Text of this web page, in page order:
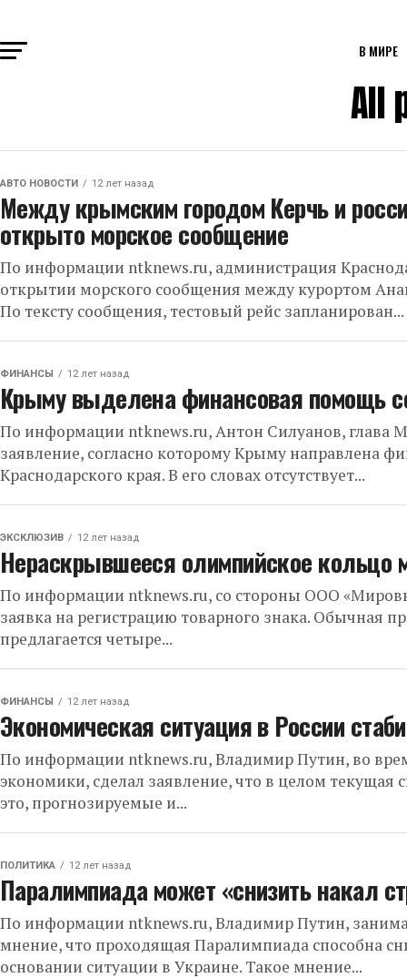
В МИРЕ
All
АВТО НОВОСТИ 12 лет назад
Между крымским городом Керчь и
открыто морское сообщение
По информации ntknews.ru, администрация
открытии морского сообщения между курортом
По тексту сообщения, тестовый рейс запланирован...
ФИНАНСЫ 12 лет назад
Крыму выделена финансовая помощь
По информации ntknews.ru, Антон Силуанов, глава
заявление, согласно которому Крыму направлена
Краснодарского края. В его словах отсутствует...
ЭКСКЛЮЗИВ 12 лет назад
Нераскрывшееся олимпийское кольцо
По информации ntknews.ru, со стороны ООО
заявка на регистрацию товарного знака. Обычная
предлагается четыре...
ФИНАНСЫ 12 лет назад
Экономическая ситуация в России
По информации ntknews.ru, Владимир Путин, во
экономики, сделал заявление, что в целом текущая
это, прогнозируемые и...
ПОЛИТИКА 12 лет назад
Паралимпиада может «снизить накал
По информации ntknews.ru, Владимир Путин,
мнение, что проходящая Паралимпиада способна
основании ситуации в Украине. Такое мнение...